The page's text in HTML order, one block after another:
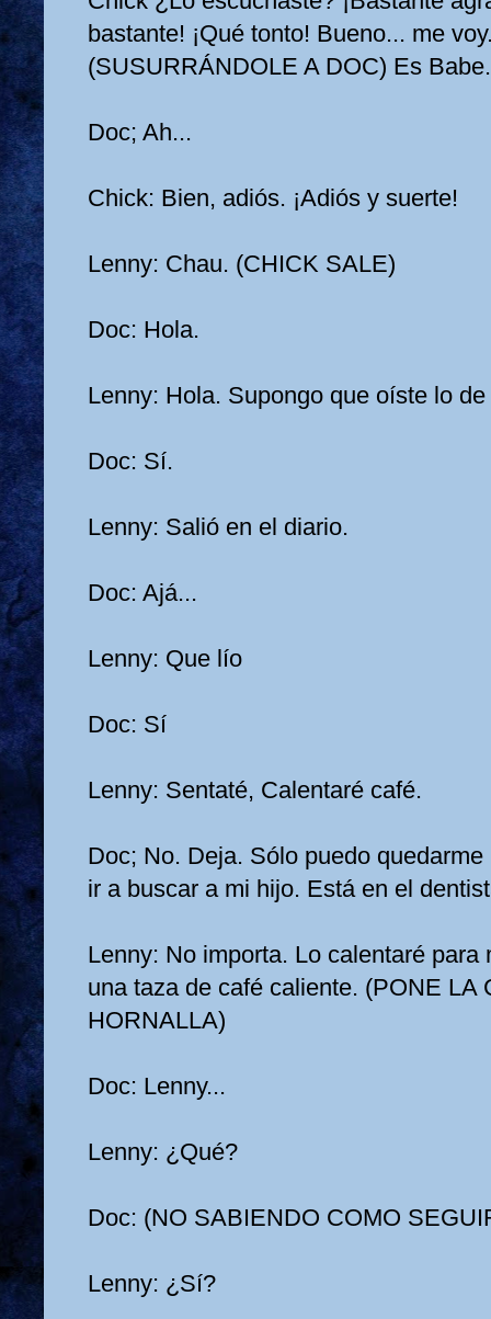
bastante! ¡Qué tonto! Bueno... me
(SUSURRÁNDOLE A DOC) Es
Doc; Ah...
Chick: Bien, adiós. ¡Adiós y suerte!
Lenny: Chau. (CHICK SALE)
Doc: Hola.
Lenny: Hola. Supongo que oíste lo
Doc: Sí.
Lenny: Salió en el diario.
Doc: Ajá...
Lenny: Que lío
Doc: Sí
Lenny: Sentaté, Calentaré café.
Doc; No. Deja. Sólo puedo
ir a buscar a mi hijo. Está en el
Lenny: No importa. Lo calentaré
una taza de café caliente. (PONE LA
HORNALLA)
Doc: Lenny...
Lenny: ¿Qué?
Doc: (NO SABIENDO COMO
Lenny: ¿Sí?